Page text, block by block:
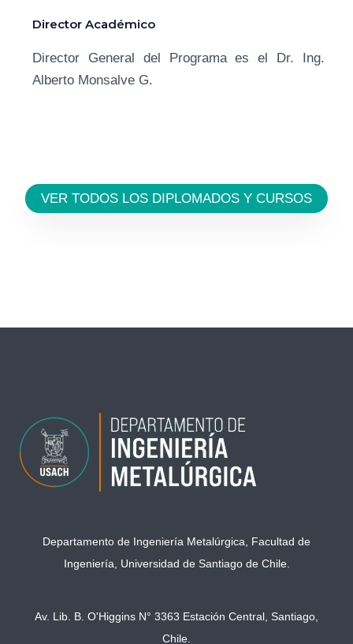
Director Académico
Director General del Programa es el Dr. Ing.
Alberto Monsalve G.
VER TODOS LOS DIPLOMADOS Y CURSOS
Departamento de Ingeniería Metalúrgica, Facultad de
Ingeniería, Universidad de Santiago de Chile.
Av. Lib. B. O'Higgins N° 3363 Estación Central, Santiago,
Chile.